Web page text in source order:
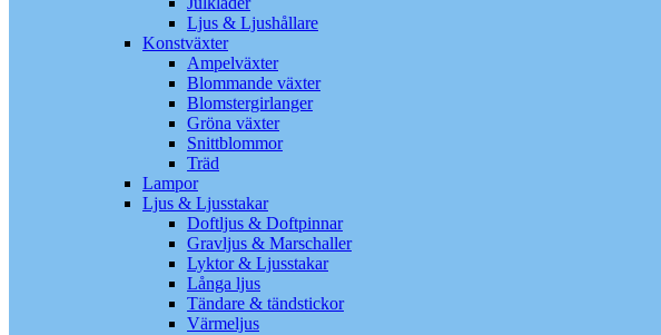
Ljus & Ljushållare
Konstväxter
Ampelväxter
Blommande växter
Blomstergirlanger
Gröna växter
Snittblommor
Träd
Lampor
Ljus & Ljusstakar
Doftljus & Doftpinnar
Gravljus & Marschaller
Lyktor & Ljusstakar
Långa ljus
Tändare & tändstickor
Värmeljus